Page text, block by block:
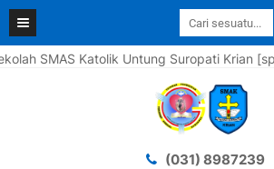
Katolik Untung Suropati Krian
(031) 8987239